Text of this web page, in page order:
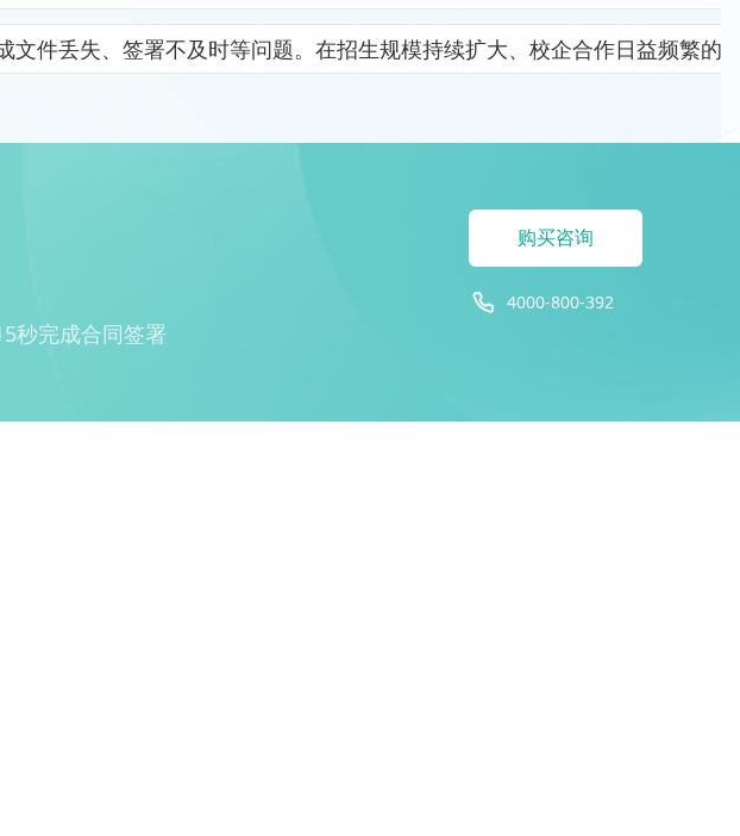
丢失、签署不及时等问题。在招生规模持续扩大、校企合作日益频繁
秒完成合同签署
购买咨询
4000-800-392